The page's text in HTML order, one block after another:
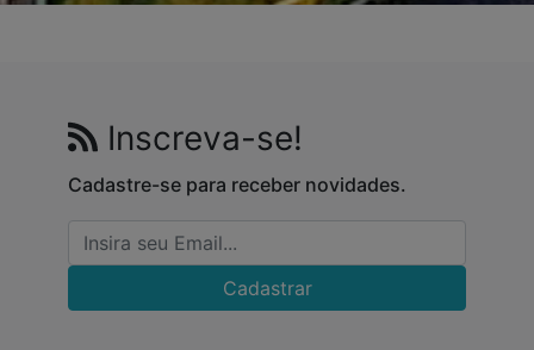
Inscreva-se!
Cadastre-se para receber novidades.
Cadastrar